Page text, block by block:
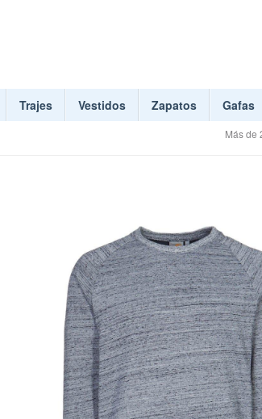
Trajes Vestidos Zapatos Gafas
Más de